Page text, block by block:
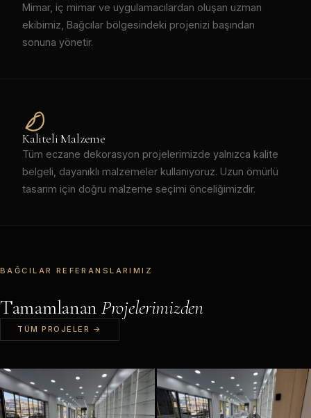
Mimar, iç mimar ve uygulamacılardan oluşan uzman
ekibimiz, Bağcılar bölgesindeki projenizi başından
sonuna yönetir.
Kaliteli Malzeme
Tüm eczane dekorasyon projelerimizde yalnızca kalite
belgeli, dayanıklı malzemeler kullanıyoruz. Uzun ömürlü
tasarım için doğru malzeme seçimi önceliğimizdir.
BAĞCILAR REFERANSLARIMIZ
Tamamlanan Projelerimizden
TÜM PROJELER →